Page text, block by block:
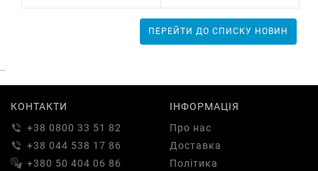
ПЕРЕЙТИ ДО СПИСКУ НОВИН
..
КОНТАКТИ
+38 0800 33 51 82
+38 044 538 17 86
+380 50 404 06 86
ІНФОРМАЦІЯ
Про нас
Доставка
Політика